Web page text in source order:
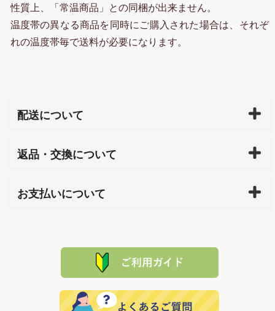
性質上、「常温商品」との同梱が出来ません。
温度帯の異なる商品を同時にご購入された場合は、それぞ
れの温度帯毎で送料が必要になります。
配送について
天ペイ」の方はご注文受付後）、 長崎県下全域に点在
サイト内で購入された商品の送料は、こちらの
全国送
れの生産メーカーからお客様の元へ直送いたしますの
で、 それぞれ個別に送料が必要になります。
返品・交換について
または配送途中の 事故などで不都合が生じている場合
品代金を返金いたします。）
その際は誠に申し訳ありませんが、当協会までご注文
願いいたします。
お支払いについて
た場合、お客様からの ご入金を確認した後で、商品を
定された場合は、準備出来次第の便にてお送りいたし